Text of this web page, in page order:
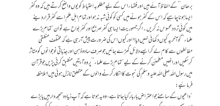
برھان’’ کے الفاظ آئے ہیں اور فقہاءاس کے لیے مطلوبہ احتیاط کو یوں واضح کرتے ہیں کہ وہ کفر
ایسا ہونا چاہیے کہ اس کے کفر ہونے میں کسی کو کوئی شبہ نہ ہو اور تمام اہل علم اسے کفر قرار دینے
میں کوئی تردد محسوس نہ کریں۔اگر جمہوریت ایسا ہی کفر صریح اور کفر بواح ہے تو ان ”تمام بڑے
علماء’’ کو آخر یہ کیوں دکھائی نہیں دیا؟ اور کیوں اس کی ضرورت پیش آ رہی ہے کہ مختلف منطقی
مغالطوں سے کام لے کر ایسے دلائل گھڑے جائیں جو صرف سادہ ذہن اور جذباتی نوجوانوں کو متاثر
کر سکیں اور انھیں مطمئن کرنے کے لیے ”تمام بڑے علماء’’ پر وہ آیتیں منطبق کرنی پڑیں جو قرآن
میں رسول اللہ صلی اللہ علیہ وسلم کی نبوت کا انکار کرنے والوں کے متعلق نازل ہوئی ہیں؟ ملاحظہ
فرمائیے:
”داعیوں کے سامنے جو اعتراض بار بار کیا جاتا ہے، وہ یہ ہوتا ہے کہ آپ زیادہ سمجھ دار ہیں یا بڑے